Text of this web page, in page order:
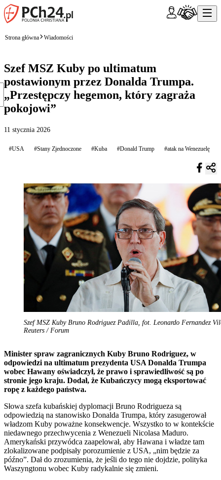
Strona główna Wiadomości
Szef MSZ Kuby po ultimatum
postawionym przez Donalda Trumpa.
„Przestępczy hegemon, który zagraża
pokojowi”
11 stycznia 2026
#USA #Stany Zjednoczone #Kuba #Donald Trump #atak na Wenezuelę
Szef MSZ Kuby Bruno Rodriguez Padilla, fot. Leonardo Fernandez
Reuters / Forum
Minister spraw zagranicznych Kuby Bruno Rodriguez, w
odpowiedzi na ultimatum prezydenta USA Donalda Trumpa
wobec Hawany oświadczył, że prawo i sprawiedliwość są po
stronie jego kraju. Dodał, że Kubańczycy mogą eksportować
ropę z każdego państwa.
Słowa szefa kubańskiej dyplomacji Bruno Rodrigueza są
odpowiedzią na stanowisko Donalda Trumpa, który zasugerował
władzom Kuby poważne konsekwencje. Wszystko to w kontekście
niedawnego przechwycenia z Wenezueli Nicolasa Maduro.
Amerykański przywódca zaapelował, aby Hawana i władze tam
zlokalizowane podpisały porozumienie z USA, „nim będzie za
późno”. Dał do zrozumienia, że jeśli do tego nie dojdzie, polityka
Waszyngtonu wobec Kuby radykalnie się zmieni.